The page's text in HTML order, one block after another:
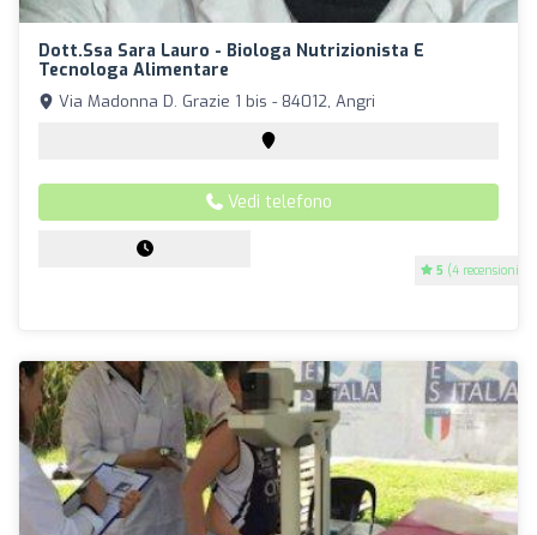
Dott.ssa Sara Lauro - Biologa Nutrizionista E
Tecnologa Alimentare
5 (4 recensioni)
Via Madonna D. Grazie 1 bis - 84012, Angri
Vedi telefono